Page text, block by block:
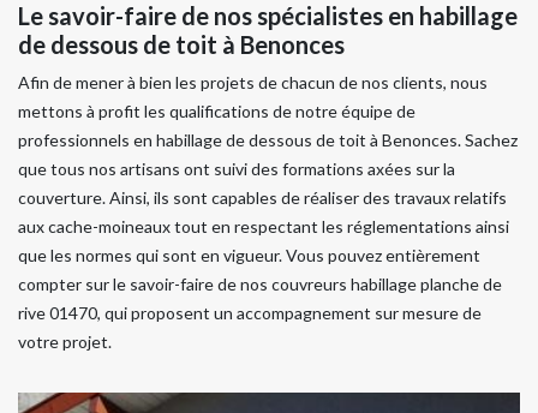
Le savoir-faire de nos spécialistes en habillage
de dessous de toit à Benonces
Afin de mener à bien les projets de chacun de nos clients, nous
mettons à profit les qualifications de notre équipe de
professionnels en habillage de dessous de toit à Benonces. Sachez
que tous nos artisans ont suivi des formations axées sur la
couverture. Ainsi, ils sont capables de réaliser des travaux relatifs
aux cache-moineaux tout en respectant les réglementations ainsi
que les normes qui sont en vigueur. Vous pouvez entièrement
compter sur le savoir-faire de nos couvreurs habillage planche de
rive 01470, qui proposent un accompagnement sur mesure de
votre projet.